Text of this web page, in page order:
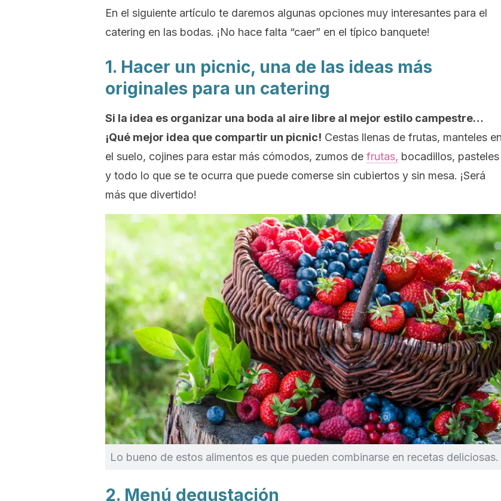
En el siguiente artículo te daremos algunas opciones muy interesantes para el
catering en las bodas. ¡No hace falta “caer” en el típico banquete!
1. Hacer un picnic, una de las ideas más
originales para un catering
Si la idea es organizar una boda al aire libre al mejor estilo campestre…
¡Qué mejor idea que compartir un picnic! Cestas llenas de frutas, manteles en
el suelo, cojines para estar más cómodos, zumos de frutas, bocadillos, pasteles
y todo lo que se te ocurra que puede comerse sin cubiertos y sin mesa. ¡Será
más que divertido!
Lo bueno de estos alimentos es que pueden combinarse en recetas deliciosas.
2. Menú degustación